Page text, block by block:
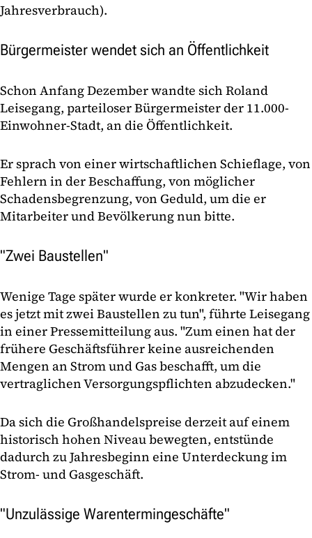
Jahresverbrauch).
Bürgermeister wendet sich an Öffentlichkeit
Schon Anfang Dezember wandte sich Roland
Leisegang, parteiloser Bürgermeister der 11.000-
Einwohner-Stadt, an die Öffentlichkeit.
Er sprach von einer wirtschaftlichen Schieflage, von
Fehlern in der Beschaffung, von möglicher
Schadensbegrenzung, von Geduld, um die er
Mitarbeiter und Bevölkerung nun bitte.
"Zwei Baustellen"
Wenige Tage später wurde er konkreter. "Wir haben
es jetzt mit zwei Baustellen zu tun", führte Leisegang
in einer Pressemitteilung aus. "Zum einen hat der
frühere Geschäftsführer keine ausreichenden
Mengen an Strom und Gas beschafft, um die
vertraglichen Versorgungspflichten abzudecken."
Da sich die Großhandelspreise derzeit auf einem
historisch hohen Niveau bewegten, entstünde
dadurch zu Jahresbeginn eine Unterdeckung im
Strom- und Gasgeschäft.
"Unzulässige Warentermingeschäfte"